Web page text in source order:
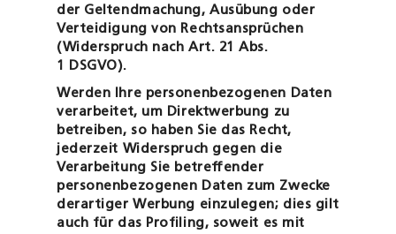
der Geltendmachung, Ausübung oder
Verteidigung von Rechtsansprüchen
(Widerspruch nach Art. 21 Abs.
1 DSGVO).
Werden Ihre personenbezogenen Daten
verarbeitet, um Direktwerbung zu
betreiben, so haben Sie das Recht,
jederzeit Widerspruch gegen die
Verarbeitung Sie betreffender
personenbezogenen Daten zum Zwecke
derartiger Werbung einzulegen; dies gilt
auch für das Profiling, soweit es mit